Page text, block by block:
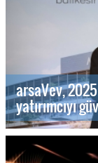
arsaVev,
yatırımcıyı